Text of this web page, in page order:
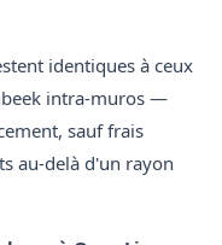
identiques à ceux
intra-muros —
sauf frais
au-delà d'un rayon